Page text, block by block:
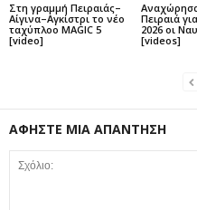
Στη γραμμή Πειραιάς–
Αίγινα–Αγκίστρι το νέο
ταχύπλοο MAGIC 5
[video]
Πειραιά
2026 οι
[videos]
ΑΦΗΣΤΕ ΜΙΑ ΑΠΑΝΤΗΣΗ